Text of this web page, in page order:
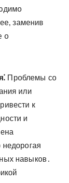
заменив
о
Проблемы со
или
к
и
недорогая
навыков․